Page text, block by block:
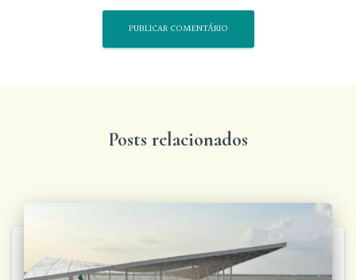
Posts relacionados